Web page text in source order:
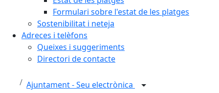
Formulari sobre l'estat de les platges
Sostenibilitat i neteja
Adreces i telèfons
Queixes i suggeriments
Directori de contacte
Ajuntament - Seu electrònica